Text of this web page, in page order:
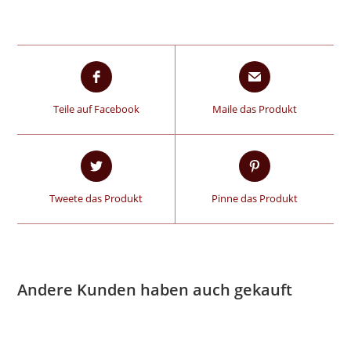
Teile auf Facebook Maile das Produkt
Tweete das Produkt Pinne das Produkt
Andere Kunden haben auch gekauft